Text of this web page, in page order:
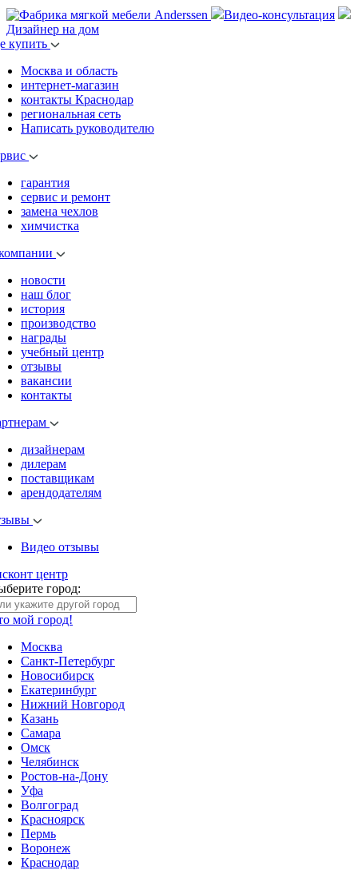
Видео-консультация
Дизайнер на дом
купить
Москва и область
интернет-магазин
контакты Краснодар
региональная сеть
Написать руководителю
гарантия
сервис и ремонт
замена чехлов
химчистка
новости
наш блог
история
производство
награды
учебный центр
отзывы
вакансии
контакты
дизайнерам
дилерам
поставщикам
арендодателям
Видео отзывы
центр
город:
мой город!
Москва
Санкт-Петербург
Новосибирск
Екатеринбург
Нижний Новгород
Казань
Самара
Омск
Челябинск
Ростов-на-Дону
Уфа
Волгоград
Красноярск
Пермь
Воронеж
Краснодар